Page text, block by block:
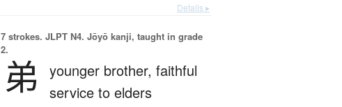
Details ▸
7 strokes. JLPT N4. Jōyō kanji, taught in grade
2.
弟 younger brother, faithful
service to elders